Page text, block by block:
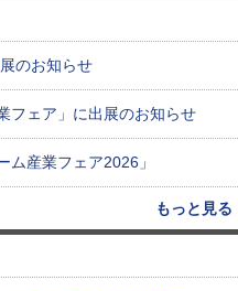
のお知らせ
フェア」に出展のお知らせ
ム産業フェア2026」
もっと見る